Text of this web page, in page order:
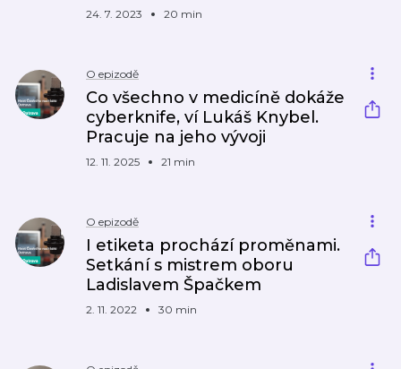
24. 7. 2023 20 min
O epizodě
Co všechno v medicíně dokáže
cyberknife, ví Lukáš Knybel.
Pracuje na jeho vývoji
12. 11. 2025 21 min
O epizodě
I etiketa prochází proměnami.
Setkání s mistrem oboru
Ladislavem Špačkem
2. 11. 2022 30 min